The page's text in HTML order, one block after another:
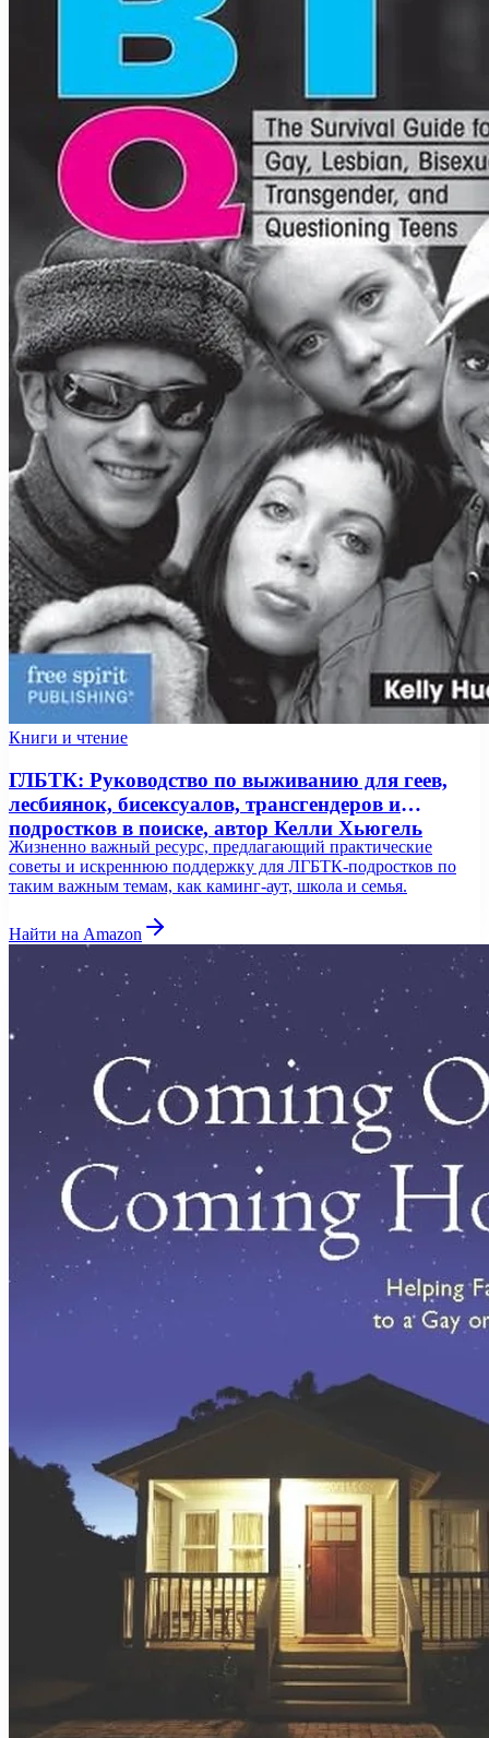
Книги и чтение
ГЛБТК: Руководство по выживанию для геев,
лесбиянок, бисексуалов, трансгендеров и
подростков в поиске, автор Келли Хьюгель
Жизненно важный ресурс, предлагающий практические
советы и искреннюю поддержку для ЛГБТК-подростков по
таким важным темам, как каминг-аут, школа и семья.
Найти на Amazon